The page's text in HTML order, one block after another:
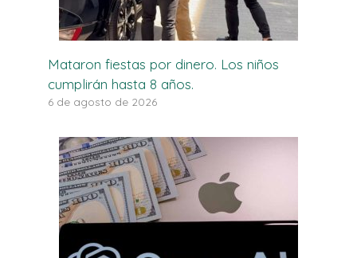
Mataron fiestas por dinero. Los niños
cumplirán hasta 8 años.
6 de agosto de 2026